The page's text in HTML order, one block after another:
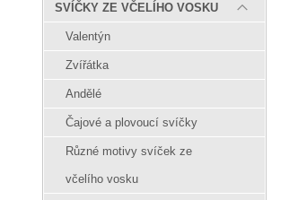
SVÍČKY ZE VČELÍHO VOSKU
Valentýn
Zvířátka
Andělé
Čajové a plovoucí svíčky
Různé motivy svíček ze
včelího vosku